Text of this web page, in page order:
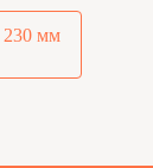
230 мм